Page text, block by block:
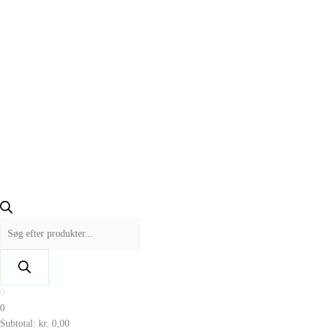
0
0
Subtotal: kr. 0,00